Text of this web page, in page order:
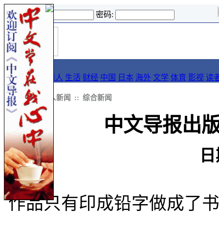
登录名: 密码:
首
页
导报
要闻 论坛 华人 生活 财经 中国 日本 海外 文学 体育 影视 读
::新闻:: 华人新闻 :: 综合新闻
中文导报出
作品只有印成铅字做成了